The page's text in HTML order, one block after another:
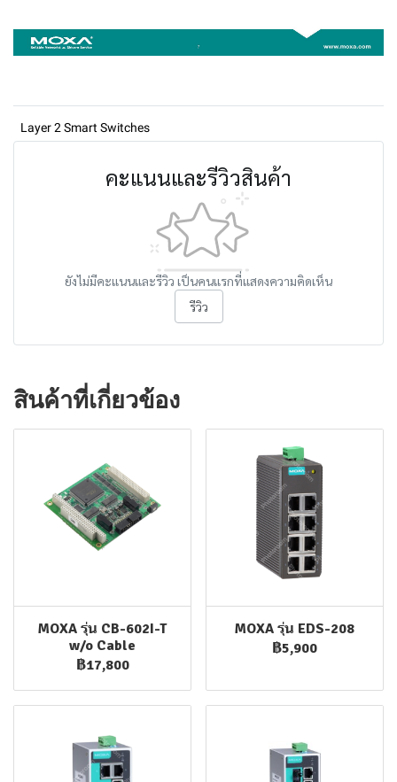
Layer 2 Smart Switches
คะแนนและรีวิวสินค้า
ยังไม่มีคะแนนและรีวิว เป็นคนแรกที่แสดงความคิดเห็น
รีวิว
สินค้าที่เกี่ยวข้อง
MOXA รุ่น CB-602I-T
w/o Cable
฿17,800
MOXA รุ่น EDS-208
฿5,900